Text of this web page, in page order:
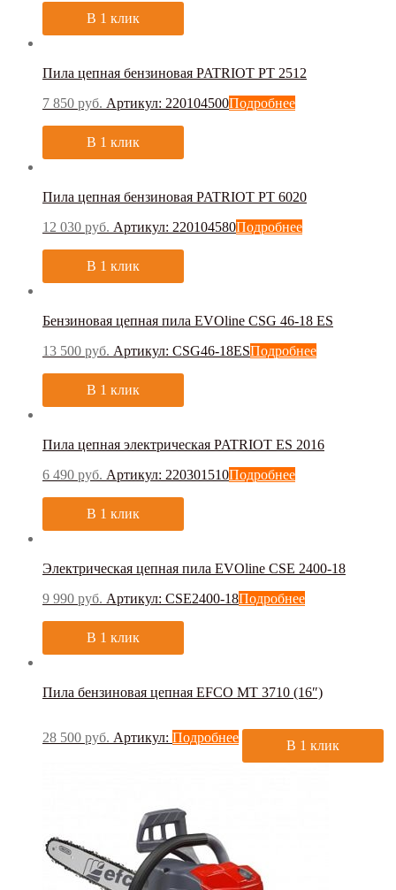
IPC Portotecnica(0)
Jofel(0)
LAVOR(0)
Nilfisk (0)
Nowa(0)
Palex(0)
PATRIOT(26)
Vialli(0)
Vinnermyer
Viper(0)
WgClean(0)
Турция(0)
В 1 клик
Пила цепная бензиновая PATRIOT PT 2512
7 850 руб. Артикул: 220104500Подробнее
В 1 клик
Пила цепная бензиновая PATRIOT PT 6020
12 030 руб. Артикул: 220104580Подробнее
В 1 клик
Бензиновая цепная пила EVOline CSG 46-18 ES
13 500 руб. Артикул: CSG46-18ESПодробнее
В 1 клик
Пила цепная электрическая PATRIOT ES 2016
6 490 руб. Артикул: 220301510Подробнее
В 1 клик
Электрическая цепная пила EVOline CSE 2400-18
9 990 руб. Артикул: CSE2400-18Подробнее
В 1 клик
Пила бензиновая цепная EFCO MT 3710 (16″)
28 500 руб. Артикул: Подробнее
В 1 клик